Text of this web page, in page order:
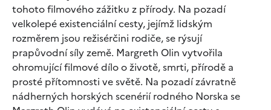
tohoto filmového zážitku z přírody. Na pozadí
velkolepé existenciální cesty, jejímž lidským
rozměrem jsou režisérčini rodiče, se rýsují
prapůvodní síly země. Margreth Olin vytvořila
ohromující filmové dílo o životě, smrti, přírodě a
prosté přítomnosti ve světě. Na pozadí závratně
nádherných horských scenérií rodného Norska se